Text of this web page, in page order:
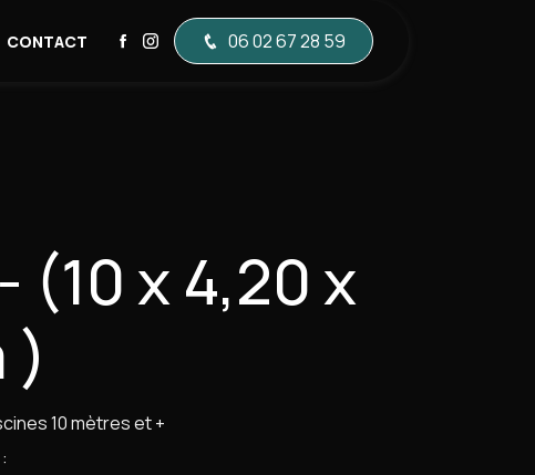
CONTACT 06 02 67 28 59
(10 x 4,20 x
)
10 mètres et +